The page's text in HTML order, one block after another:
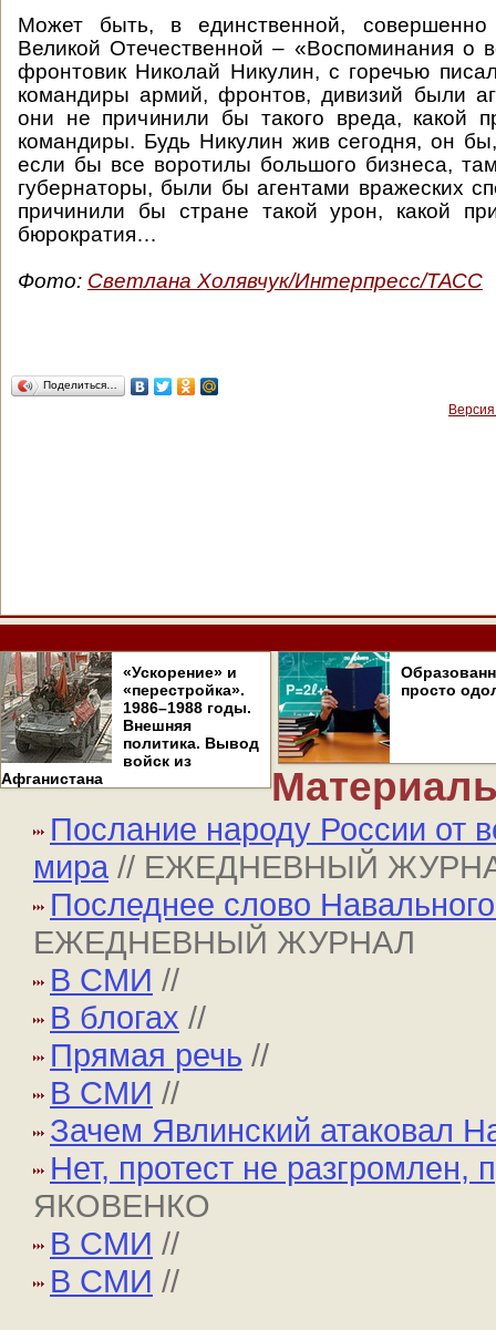
Может быть, в единственной,
Великой Отечественной – «Воспоминания о
фронтовик Николай Никулин, с горечью
командиры армий, фронтов, дивизий были
они не причинили бы такого вреда, какой
командиры. Будь Никулин жив сегодня, он
если бы все воротилы большого бизнеса,
губернаторы, были бы агентами вражеских
причинили бы стране такой урон, какой
бюрократия…
Фото: Светлана Холявчук/Интерпресс/ТАСС
Поделиться…
«Ускорение» и
«перестройка».
1986–1988 годы.
Внешняя
политика. Вывод
войск из
Афганистана
просто
Послание народу России от
мира // ЕЖЕДНЕВНЫЙ
Последнее слово
ЕЖЕДНЕВНЫЙ ЖУРНАЛ
В СМИ //
В блогах //
Прямая речь //
В СМИ //
Зачем Явлинский атаковал
Нет, протест не разгромлен,
ЯКОВЕНКО
В СМИ //
В СМИ //